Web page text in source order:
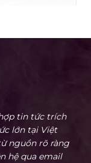
tin tức trích
lớn tại Việt
nguồn rõ ràng
hệ qua email